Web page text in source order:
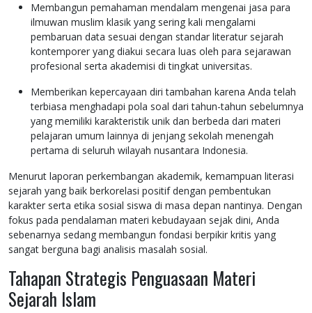
Membangun pemahaman mendalam mengenai jasa para
ilmuwan muslim klasik yang sering kali mengalami
pembaruan data sesuai dengan standar literatur sejarah
kontemporer yang diakui secara luas oleh para sejarawan
profesional serta akademisi di tingkat universitas.
Memberikan kepercayaan diri tambahan karena Anda telah
terbiasa menghadapi pola soal dari tahun-tahun sebelumnya
yang memiliki karakteristik unik dan berbeda dari materi
pelajaran umum lainnya di jenjang sekolah menengah
pertama di seluruh wilayah nusantara Indonesia.
Menurut laporan perkembangan akademik, kemampuan literasi
sejarah yang baik berkorelasi positif dengan pembentukan
karakter serta etika sosial siswa di masa depan nantinya. Dengan
fokus pada pendalaman materi kebudayaan sejak dini, Anda
sebenarnya sedang membangun fondasi berpikir kritis yang
sangat berguna bagi analisis masalah sosial.
Tahapan Strategis Penguasaan Materi
Sejarah Islam